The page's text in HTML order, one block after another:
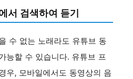
서 검색하여 듣기
수 없는 노래라도 유튜브 동
능할 수 있습니다. 유튜브 프
우, 모바일에서도 동영상의 음